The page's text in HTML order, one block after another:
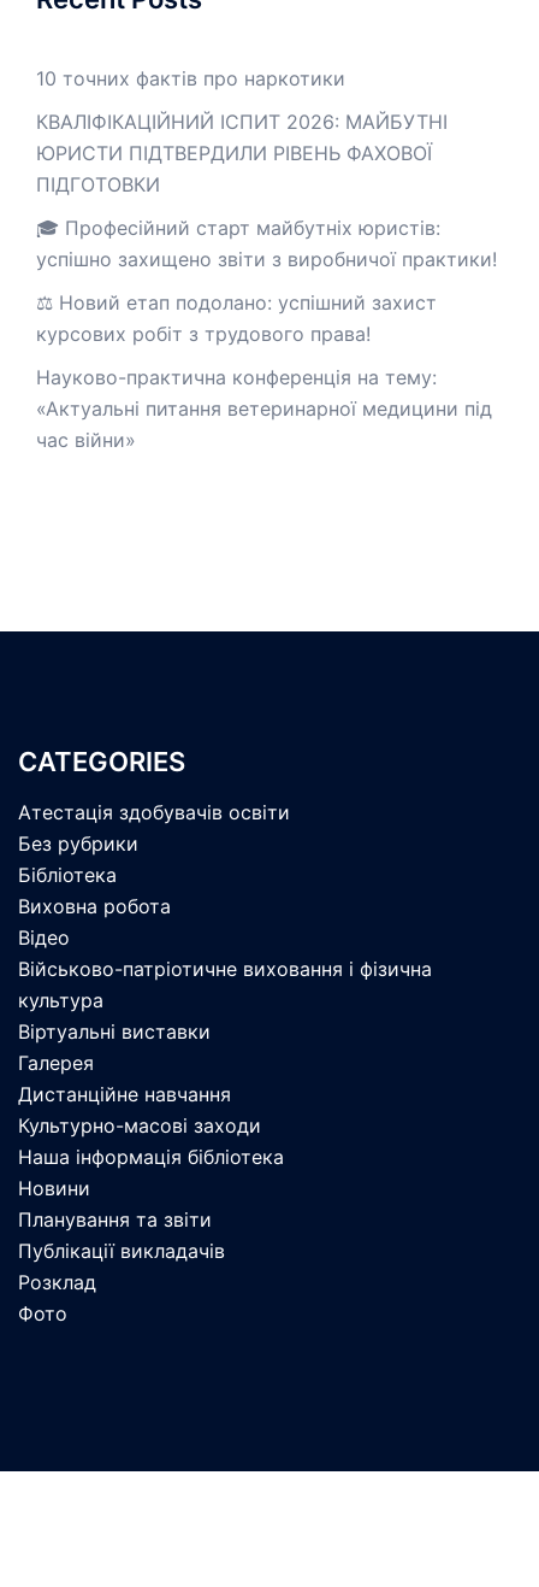
10 точних фактів про наркотики
КВАЛІФІКАЦІЙНИЙ ІСПИТ 2026: МАЙБУТНІ
ЮРИСТИ ПІДТВЕРДИЛИ РІВЕНЬ ФАХОВОЇ
ПІДГОТОВКИ
🎓 Професійний старт майбутніх юристів:
успішно захищено звіти з виробничої практики!
⚖️ Новий етап подолано: успішний захист
курсових робіт з трудового права!
Науково-практична конференція на тему:
«Актуальні питання ветеринарної медицини під
час війни»
CATEGORIES
Атестація здобувачів освіти
Без рубрики
Бібліотека
Виховна робота
Відео
Військово-патріотичне виховання і фізична
культура
Віртуальні виставки
Галерея
Дистанційне навчання
Культурно-масові заходи
Наша інформація бібліотека
Новини
Планування та звіти
Публікації викладачів
Розклад
Фото